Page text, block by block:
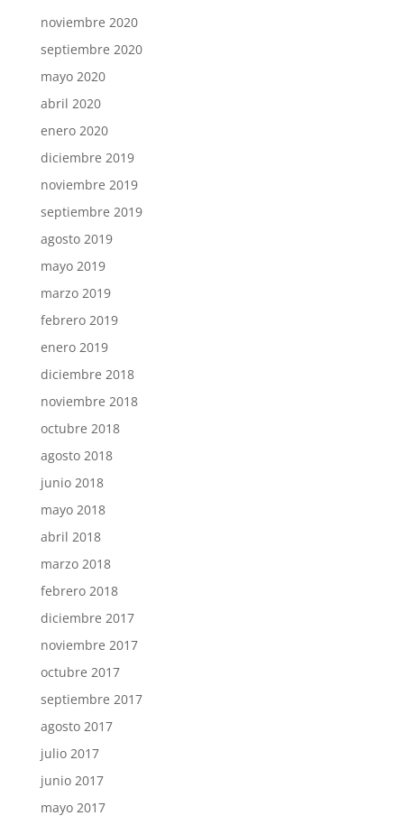
noviembre 2020
septiembre 2020
mayo 2020
abril 2020
enero 2020
diciembre 2019
noviembre 2019
septiembre 2019
agosto 2019
mayo 2019
marzo 2019
febrero 2019
enero 2019
diciembre 2018
noviembre 2018
octubre 2018
agosto 2018
junio 2018
mayo 2018
abril 2018
marzo 2018
febrero 2018
diciembre 2017
noviembre 2017
octubre 2017
septiembre 2017
agosto 2017
julio 2017
junio 2017
mayo 2017